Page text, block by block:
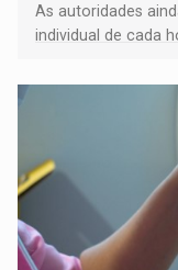
As autoridades
individual de cada